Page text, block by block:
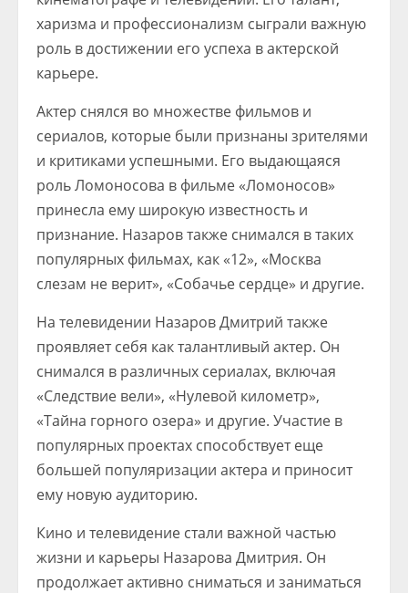
харизма и профессионализм сыграли важную
роль в достижении его успеха в актерской
карьере.
Актер снялся во множестве фильмов и
сериалов, которые были признаны зрителями
и критиками успешными. Его выдающаяся
роль Ломоносова в фильме «Ломоносов»
принесла ему широкую известность и
признание. Назаров также снимался в таких
популярных фильмах, как «12», «Москва
слезам не верит», «Собачье сердце» и другие.
На телевидении Назаров Дмитрий также
проявляет себя как талантливый актер. Он
снимался в различных сериалах, включая
«Следствие вели», «Нулевой километр»,
«Тайна горного озера» и другие. Участие в
популярных проектах способствует еще
большей популяризации актера и приносит
ему новую аудиторию.
Кино и телевидение стали важной частью
жизни и карьеры Назарова Дмитрия. Он
продолжает активно сниматься и заниматься